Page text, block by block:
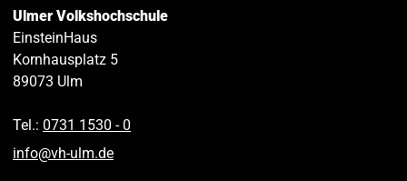
Ulmer Volkshochschule
EinsteinHaus
Kornhausplatz 5
89073 Ulm
Tel.: 0731 1530 ‑ 0
info@vh-ulm.de